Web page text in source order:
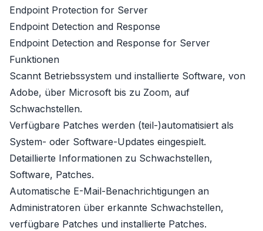
Endpoint Protection for Server
Endpoint Detection and Response
Endpoint Detection and Response for Server
Funktionen
Scannt Betriebssystem und installierte Software, von
Adobe, über Microsoft bis zu Zoom, auf
Schwachstellen.
Verfügbare Patches werden (teil-)automatisiert als
System- oder Software-Updates eingespielt.
Detaillierte Informationen zu Schwachstellen,
Software, Patches.
Automatische E-Mail-Benachrichtigungen an
Administratoren über erkannte Schwachstellen,
verfügbare Patches und installierte Patches.